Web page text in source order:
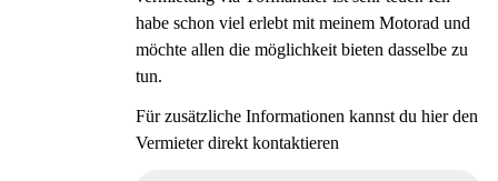
habe schon viel erlebt mit meinem Motorad und
möchte allen die möglichkeit bieten dasselbe zu
tun.
Für zusätzliche Informationen kannst du hier den
Vermieter direkt kontaktieren